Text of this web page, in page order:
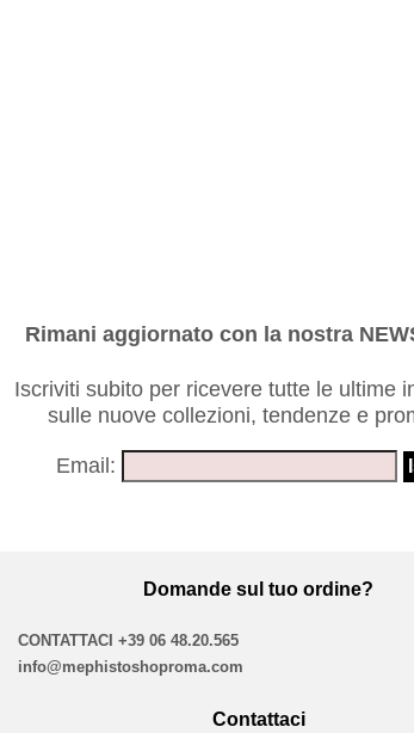
Rimani aggiornato con la nostra
Iscriviti subito per ricevere tutte le ultime
sulle nuove collezioni, tendenze e
Email:
Domande sul tuo ordine?
CONTATTACI+39 06 48.20.565
info@mephistoshoproma.com
Contattaci